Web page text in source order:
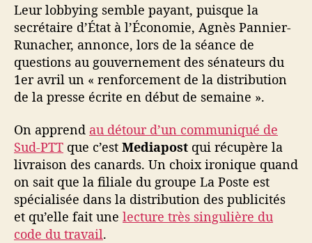
Leur lobbying semble payant, puisque la
secrétaire d’État à l’Économie, Agnès Pannier-
Runacher, annonce, lors de la séance de
questions au gouvernement des sénateurs du
1er avril un « renforcement de la distribution
de la presse écrite en début de semaine ».
On apprend au détour d’un communiqué de
Sud-PTT que c’est Mediapost qui récupère la
livraison des canards. Un choix ironique quand
on sait que la filiale du groupe La Poste est
spécialisée dans la distribution des publicités
et qu’elle fait une lecture très singulière du
code du travail.